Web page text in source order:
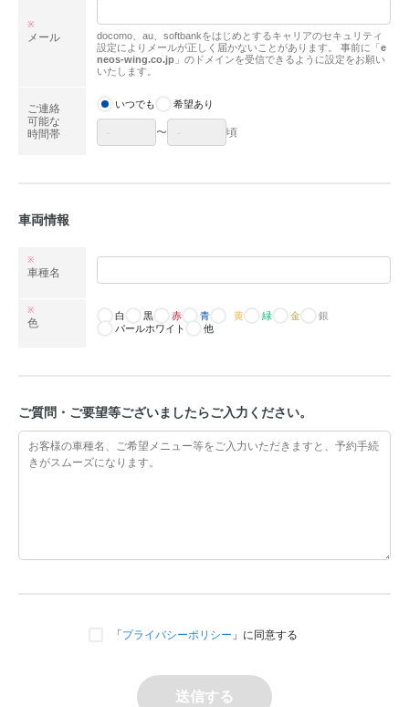
メール
※
docomo、au、softbankをはじめとするキャリアのセキュリティ
設定によりメールが正しく届かないことがあります。
事前に「e
neos-wing.co.jp 」のドメインを受信できるように設定をお願い
いたします。
ご連絡
可能な
時間帯
いつでも 希望あり
〜 頃
車両情報
車種名
※
色
※ 白 黒 赤 青 黄 緑 金
銀
パールホワイト
他
ご質問・ご要望等ございましたらご入力ください。
「 プライバシーポリシー 」に同意する
送信する